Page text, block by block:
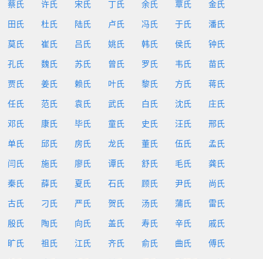
蔡氏 许氏 宋氏 丁氏 余氏 覃氏 金氏
田氏 杜氏 陆氏 卢氏 冯氏 于氏 潘氏
莫氏 崔氏 吕氏 姚氏 韩氏 侯氏 钟氏
孔氏 魏氏 苏氏 曾氏 罗氏 韦氏 苗氏
贾氏 姜氏 赖氏 叶氏 黎氏 方氏 蒋氏
任氏 范氏 袁氏 武氏 白氏 沈氏 庄氏
邓氏 康氏 毕氏 童氏 史氏 汪氏 邢氏
单氏 邱氏 房氏 龙氏 董氏 伍氏 孟氏
闫氏 施氏 廖氏 谭氏 舒氏 毛氏 龚氏
秦氏 薛氏 夏氏 石氏 顾氏 尹氏 尚氏
古氏 刁氏 严氏 贺氏 汤氏 蒲氏 雷氏
殷氏 陶氏 向氏 盖氏 寿氏 辛氏 戚氏
旷氏 祖氏 江氏 齐氏 俞氏 曲氏 傅氏